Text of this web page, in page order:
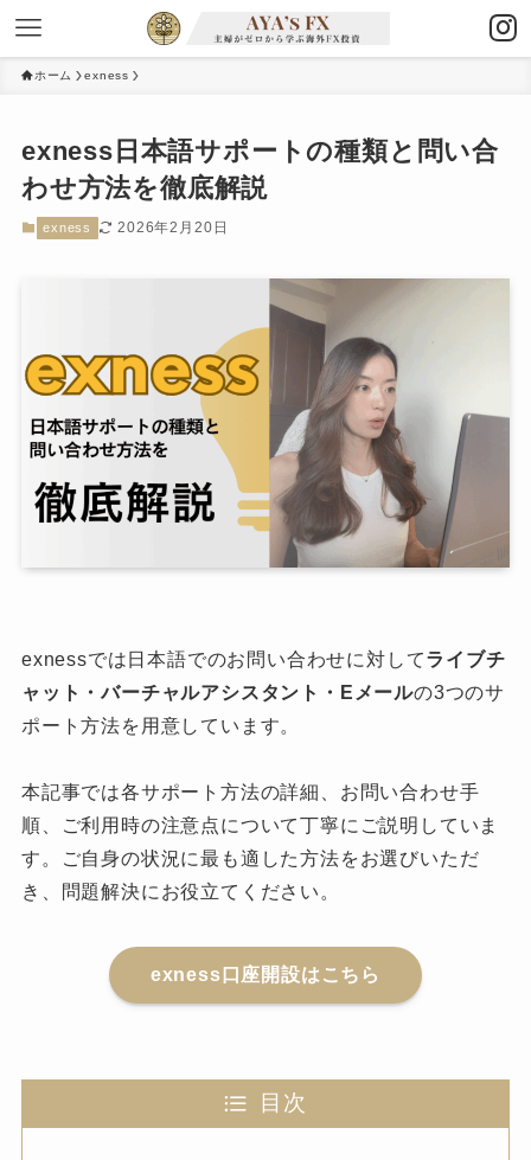
ホーム exness
exness日本語サポートの種類と問い合
わせ方法を徹底解説
exness 2026年2月20日
exnessでは日本語でのお問い合わせに対してライブチ
ャット・バーチャルアシスタント・Eメールの3つのサ
ポート方法を用意しています。
本記事では各サポート方法の詳細、お問い合わせ手
順、ご利用時の注意点について丁寧にご説明していま
す。ご自身の状況に最も適した方法をお選びいただ
き、問題解決にお役立てください。
exness口座開設はこちら
目次